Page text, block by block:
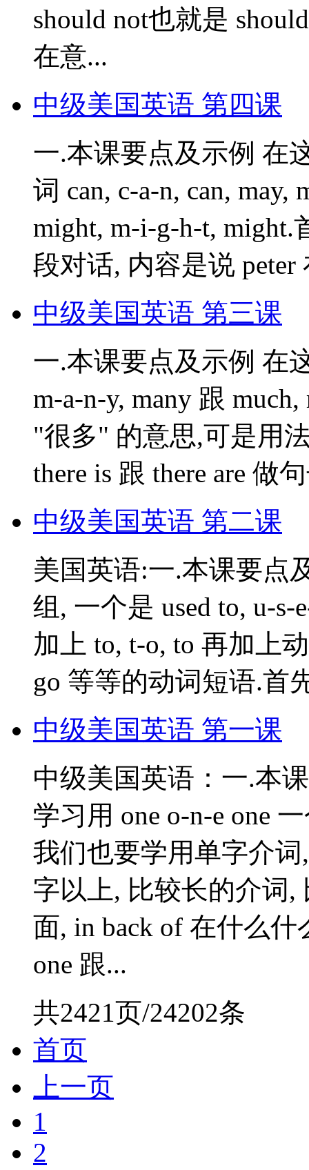
should not也就是
在意...
中级美国英语 第四课
一.本课要点及示例 在
词 can, c-a-n, can,
might, m-i-g-h-t,
段对话, 内容是说
中级美国英语 第三课
一.本课要点及示例 在
m-a-n-y, many 跟
"很多" 的意思,可是用
there is 跟 there are 做
中级美国英语 第二课
美国英语:一.本课要点
组, 一个是 used to, u-
加上 to, t-o, to 再加上
go 等等的动词短语.首
中级美国英语 第一课
中级美国英语：一.本
学习用 one o-n-e one
我们也要学用单字介词
字以上, 比较长的介词,
面, in back of 在什么
one 跟...
共2421页/24202条
首页
上一页
1
2